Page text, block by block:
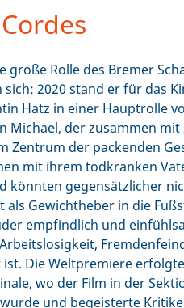
große Rolle des Bremer
2020 stand er für das
Hatz in einer Hauptrolle
Michael, der zusammen
Zentrum der packenden
mit ihrem todkranken
könnten gegensätzlicher
als Gewichtheber in die
empfindlich und
Die Weltpremiere
wo der Film in der
und begeisterte